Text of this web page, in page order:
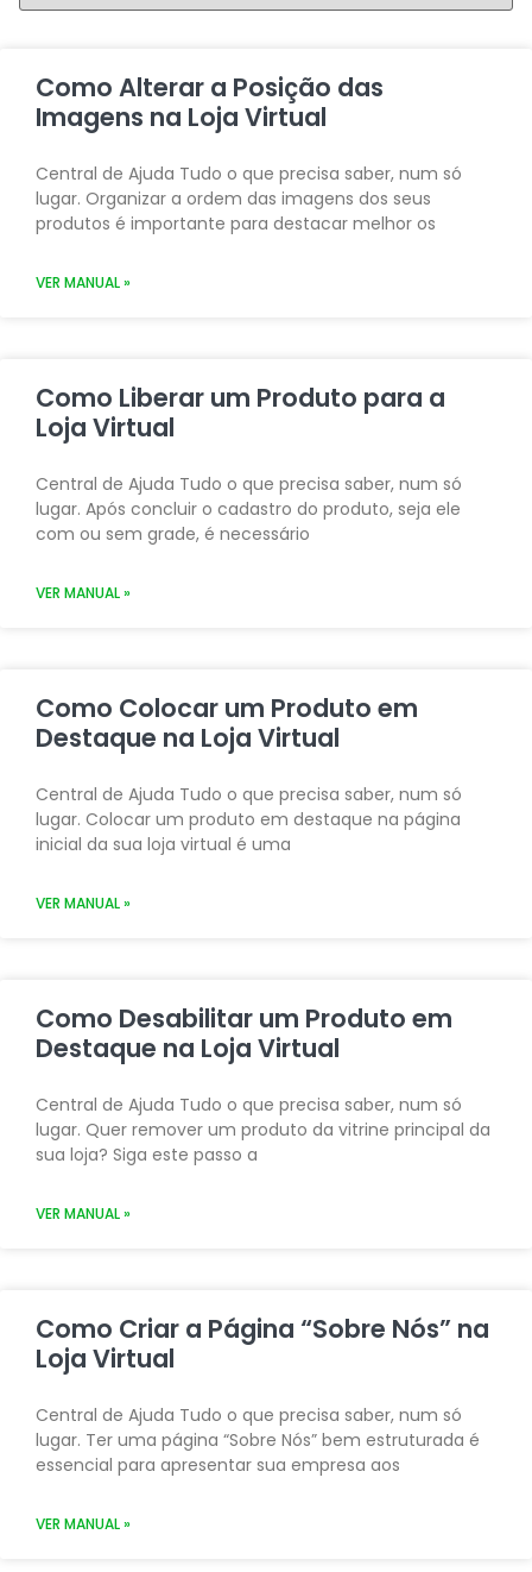
Como Alterar a Posição das
Imagens na Loja Virtual
Central de Ajuda Tudo o que precisa saber, num só
lugar. Organizar a ordem das imagens dos seus
produtos é importante para destacar melhor os
VER MANUAL »
Como Liberar um Produto para a
Loja Virtual
Central de Ajuda Tudo o que precisa saber, num só
lugar. Após concluir o cadastro do produto, seja ele
com ou sem grade, é necessário
VER MANUAL »
Como Colocar um Produto em
Destaque na Loja Virtual
Central de Ajuda Tudo o que precisa saber, num só
lugar. Colocar um produto em destaque na página
inicial da sua loja virtual é uma
VER MANUAL »
Como Desabilitar um Produto em
Destaque na Loja Virtual
Central de Ajuda Tudo o que precisa saber, num só
lugar. Quer remover um produto da vitrine principal da
sua loja? Siga este passo a
VER MANUAL »
Como Criar a Página “Sobre Nós” na
Loja Virtual
Central de Ajuda Tudo o que precisa saber, num só
lugar. Ter uma página “Sobre Nós” bem estruturada é
essencial para apresentar sua empresa aos
VER MANUAL »